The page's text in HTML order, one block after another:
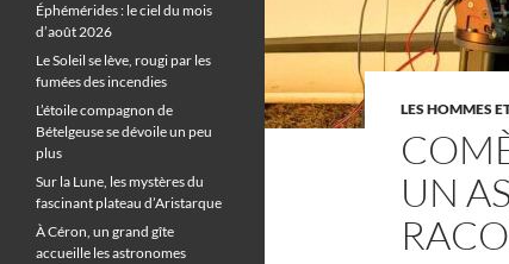
LES HOMMES
UN
Éphémérides : le ciel du mois
d’août 2026
Le Soleil se lève, rougi par les
fumées des incendies
L’étoile compagnon de
Bételgeuse se dévoile un peu
plus
Sur la Lune, les mystères du
fascinant plateau d’Aristarque
À Céron, un grand gîte
accueille les astronomes